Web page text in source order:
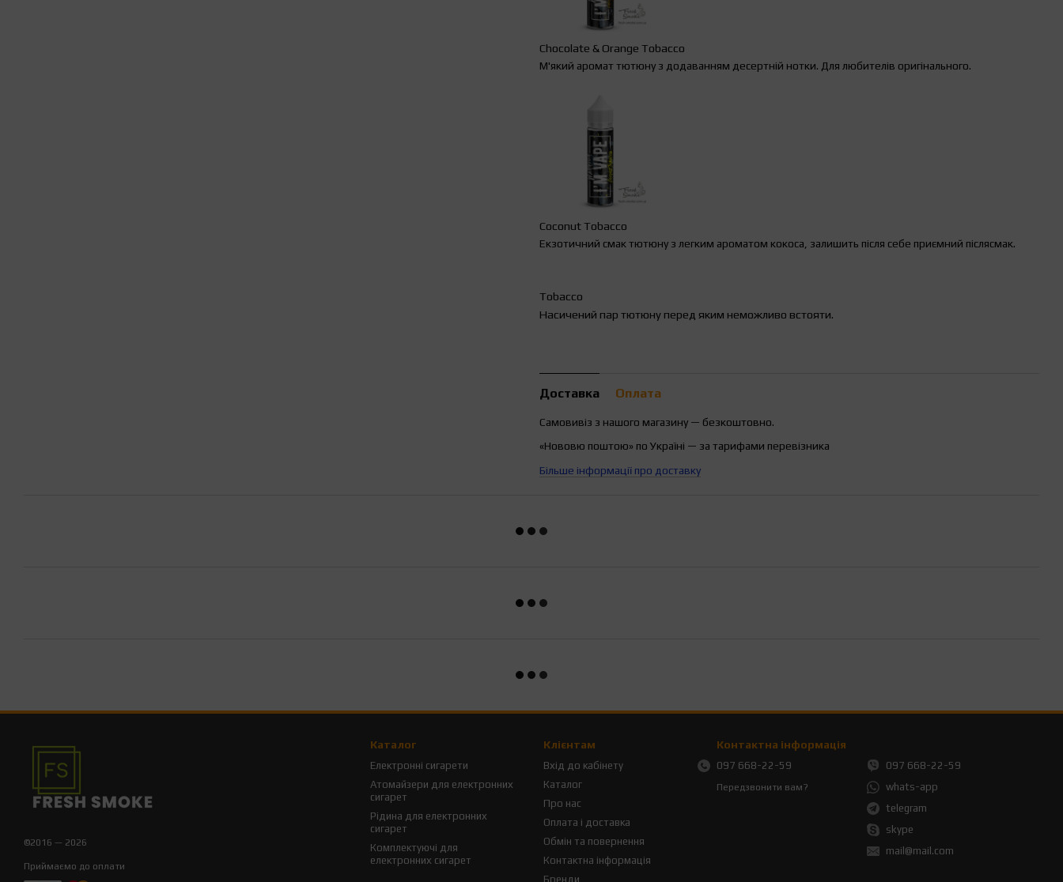
Chocolate & Orange Tobacco
М'який аромат тютюну з додаванням десертній нотки. Для любителів оригінального.
Coconut Tobacco
Екзотичний смак тютюну з легким ароматом кокоса, залишить після себе приємний післясмак.
Tobacco
Насичений пар тютюну перед яким неможливо встояти.
Доставка Оплата
Самовивіз з нашого магазину — безкоштовно.
«Нововю поштою» по Україні — за тарифами перевізника
Більше інформації про доставку
©2016 — 2026
Приймаємо до оплати
Каталог
Електронні сигарети
Атомайзери для електронних
сигарет
Рідина для електронних
сигарет
Комплектуючі для
електронних сигарет
Клієнтам
Вхід до кабінету
Каталог
Про нас
Оплата і доставка
Обмін та повернення
Контактна інформація
Бренди
Контактна інформація
097 668-22-59
Передзвонити вам?
097 668-22-59
whats-app
telegram
skype
mail@mail.com